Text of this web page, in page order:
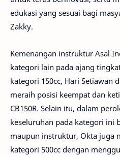
edukasi yang sesuai bagi
Zakky.
Kemenangan instruktur Asal
kategori lain pada ajang
kategori 150cc, Hari Setiawan
meraih posisi keempat dan
CB150R. Selain itu, dalam
keseluruhan pada kategori ini
maupun instruktur, Okta juga
kategori 500cc dengan